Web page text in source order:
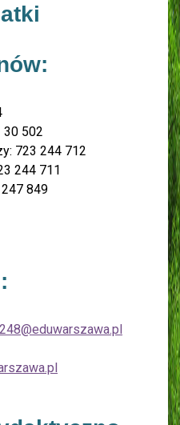
30 502
723 244 712
244 711
849